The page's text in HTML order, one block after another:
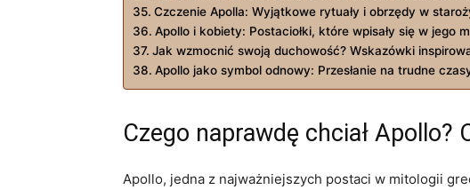
Czczenie Apolla: Wyjątkowe rytuały ‌i⁤ obrzędy⁤ w
Apollo⁢ i kobiety: ​Postaciołki, ‍które wpisały ⁣się​ w jego
Jak wzmocnić ​swoją duchowość? Wskazówki
Apollo jako symbol odnowy: Przesłanie na trudne
Czego​ naprawdę​ chciał
Apollo, ​jedna‍ z najważniejszych postaci‍ w mitologii